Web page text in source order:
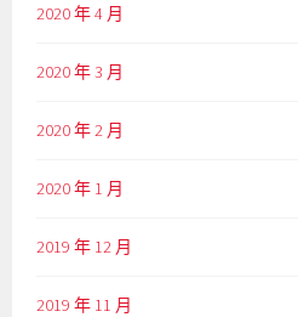
2020 年 4 月
2020 年 3 月
2020 年 2 月
2020 年 1 月
2019 年 12 月
2019 年 11 月